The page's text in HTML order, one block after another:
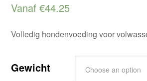
Vanaf€44.25
Volledig hondenvoeding voor
Gewicht